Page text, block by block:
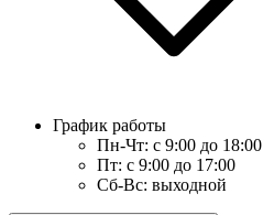
График работы
Пн-Чт: с 9:00 до 18:00
Пт: с 9:00 до 17:00
Сб-Вс: выходной